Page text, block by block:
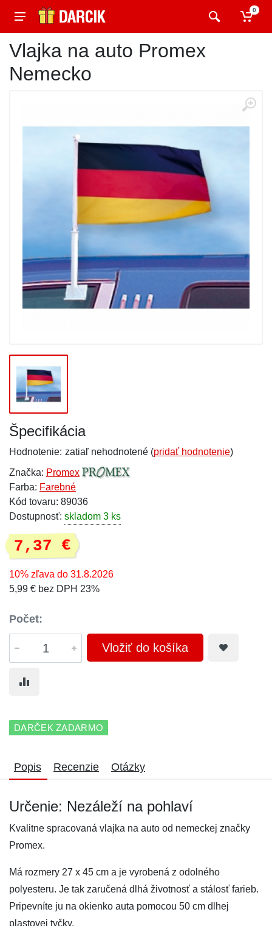
0
Vlajka na auto Promex
Nemecko
Špecifikácia
Hodnotenie: zatiaľ nehodnotené (pridať hodnotenie)
Značka: Promex
Farba: Farebné
Kód tovaru: 89036
Dostupnosť: skladom 3 ks
7,37 €
10% zľava do 31.8.2026
5,99 € bez DPH 23%
Počet:
Vložiť do košíka
DARČEK ZADARMO
Popis Recenzie Otázky
Určenie: Nezáleží na pohlaví
Kvalitne spracovaná vlajka na auto od nemeckej značky
Promex.
Má rozmery 27 x 45 cm a je vyrobená z odolného
polyesteru. Je tak zaručená dlhá životnosť a stálosť farieb.
Pripevníte ju na okienko auta pomocou 50 cm dlhej
plastovej tyčky.